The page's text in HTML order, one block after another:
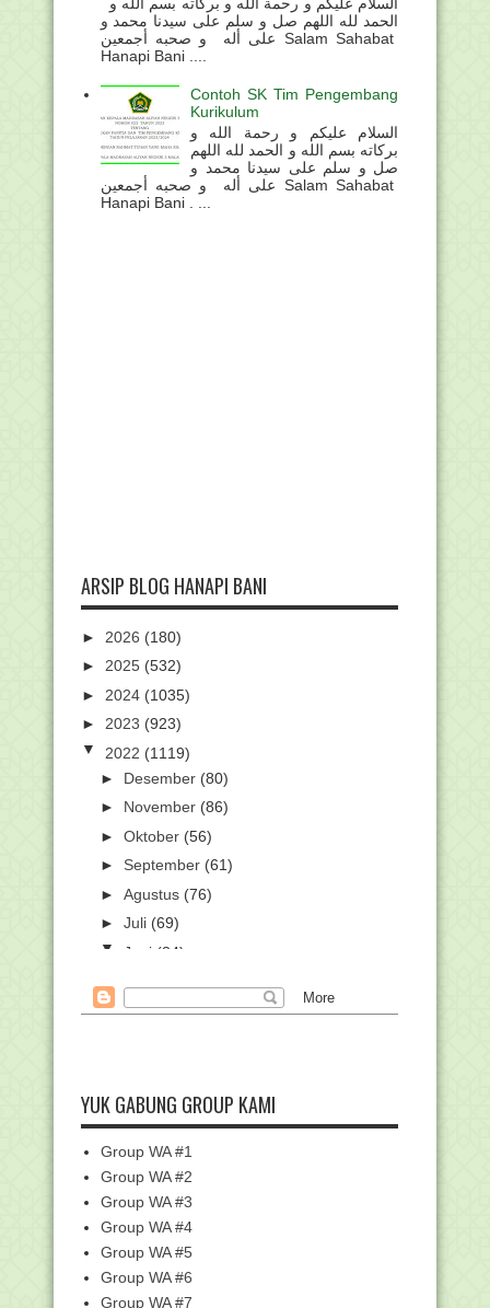
الحمد لله اللهم صل و سلم على سيدنا محمد و
على أله و صحبه أجمعين Salam Sahabat
Hanapi Bani ....
Contoh SK Tim Pengembang
Kurikulum
السلام عليكم و رحمة الله و
بركاته بسم الله و الحمد لله اللهم
صل و سلم على سيدنا محمد و
على أله و صحبه أجمعين Salam Sahabat
Hanapi Bani . ...
ARSIP BLOG HANAPI BANI
► 2026 (180)
► 2025 (532)
► 2024 (1035)
► 2023 (923)
▼ 2022 (1119)
► Desember (80)
► November (86)
► Oktober (56)
► September (61)
► Agustus (76)
► Juli (69)
▼
Juni (84)
Panduan Verifikasi Dan Validasi Nomor
Induk Kepend...
PPG PAI Tahun 2022, Kemenag
Kembali Kerjasama deng...
Surat Edaran Direktur Jenderal
Pendidikan Islam Te...
SE Menag No 10/2022 Tentang
Panduan Penyelenggaraa...
Kemenag Verifikasi Data Tunjangan
YUK GABUNG GROUP KAMI
Group WA #1
Group WA #2
Group WA #3
Group WA #4
Group WA #5
Group WA #6
Group WA #7